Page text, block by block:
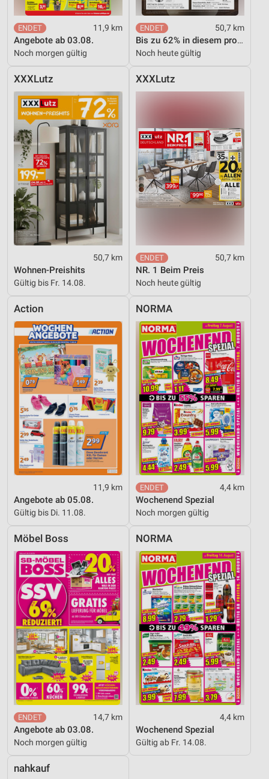
11,9 km
Angebote ab 03.08.
Noch morgen gültig
50,7 km
Bis zu 62% in diesem prospekt
Noch heute gültig
XXXLutz
50,7 km
Wohnen-Preishits
Gültig bis Fr. 14.08.
XXXLutz
50,7 km
NR. 1 Beim Preis
Noch heute gültig
Action
11,9 km
Angebote ab 05.08.
Gültig bis Di. 11.08.
NORMA
4,4 km
Wochenend Spezial
Noch morgen gültig
Möbel Boss
14,7 km
Angebote ab 03.08.
Noch morgen gültig
NORMA
4,4 km
Wochenend Spezial
Gültig ab Fr. 14.08.
nahkauf